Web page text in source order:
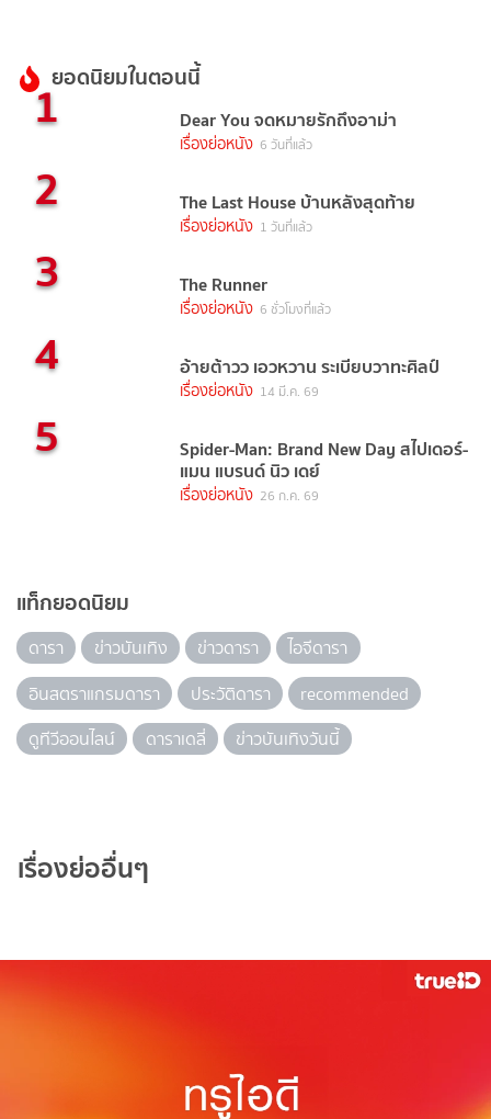
ยอดนิยมในตอนนี้
1 Dear You จดหมายรักถึงอาม่า
เรื่องย่อหนัง 6 วันที่แล้ว
2 The Last House บ้านหลังสุดท้าย
เรื่องย่อหนัง 1 วันที่แล้ว
3 The Runner
เรื่องย่อหนัง 6 ชั่วโมงที่แล้ว
4 อ้ายต้าวว เอวหวาน ระเบียบวาทะศิลป์
เรื่องย่อหนัง 14 มี.ค. 69
5 Spider-Man: Brand New Day สไปเดอร์-
แมน แบรนด์ นิว เดย์
เรื่องย่อหนัง 26 ก.ค. 69
แท็กยอดนิยม
ดารา ข่าวบันเทิง ข่าวดารา
ไอจีดารา
อินสตราแกรมดารา
ประวัติดารา
recommended
ดูทีวีออนไลน์
ดาราเดลี่ ข่าวบันเทิงวันนี้
เรื่องย่ออื่นๆ